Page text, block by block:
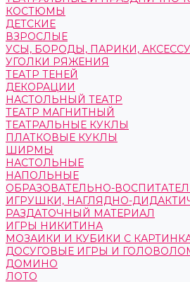
КОСТЮМЫ
ДЕТСКИЕ
ВЗРОСЛЫЕ
УСЫ, БОРОДЫ, ПАРИКИ,
УГОЛКИ РЯЖЕНИЯ
ТЕАТР ТЕНЕЙ
ДЕКОРАЦИИ
НАСТОЛЬНЫЙ ТЕАТР
ТЕАТР МАГНИТНЫЙ
ТЕАТРАЛЬНЫЕ КУКЛЫ
ПЛАТКОВЫЕ КУКЛЫ
ШИРМЫ
НАСТОЛЬНЫЕ
НАПОЛЬНЫЕ
ОБРАЗОВАТЕЛЬНО-
ИГРУШКИ, НАГЛЯДНО-
РАЗДАТОЧНЫЙ МАТЕРИАЛ
ИГРЫ НИКИТИНА
МОЗАИКИ И КУБИКИ С
ДОСУГОВЫЕ ИГРЫ И
ДОМИНО
ЛОТО